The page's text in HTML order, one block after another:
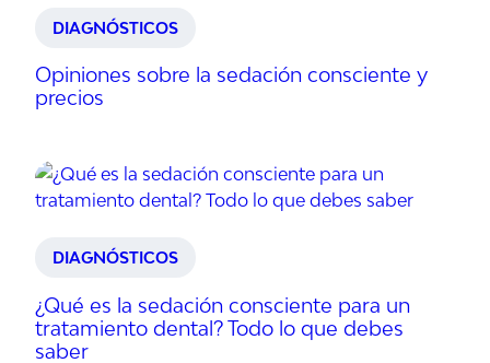
DIAGNÓSTICOS
Opiniones sobre la sedación consciente y
precios
DIAGNÓSTICOS
¿Qué es la sedación consciente para un
tratamiento dental? Todo lo que debes
saber